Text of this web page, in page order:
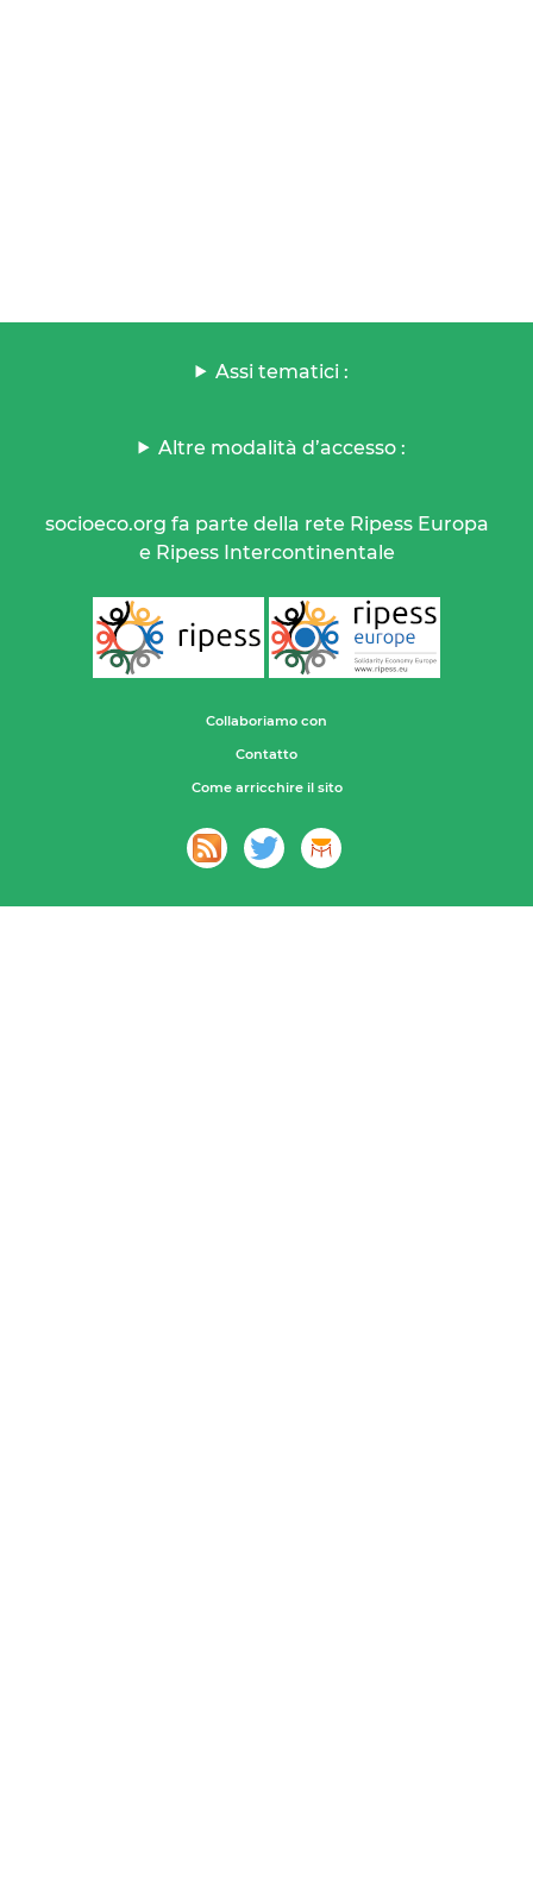
Assi tematici :
Altre modalità d’accesso :
socioeco.org fa parte della rete Ripess Europa
e Ripess Intercontinentale
Collaboriamo con
Contatto
Come arricchire il sito